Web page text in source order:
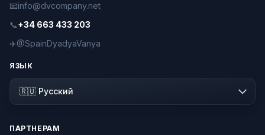
📧info@dvcompany.net
📞+34 663 433 203
✈️@SpainDyadyaVanya
ЯЗЫК
ПАРТНЕРАМ